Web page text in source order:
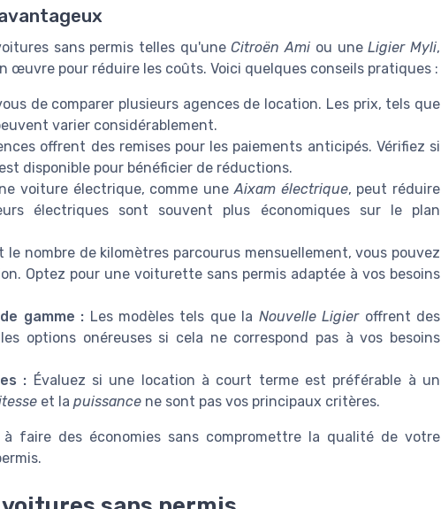
sans permis telles qu'uneCitroën Ami ou uneLigier Myli,
œuvre pour réduire les coûts. Voici quelques conseils pratiques :
de comparer plusieurs agences de location. Les prix, tels que
varier considérablement.
offrent des remises pour les paiements anticipés. Vérifiez si
disponible pour bénéficier de réductions.
voiture électrique, comme uneAixam électrique, peut réduire
électriques sont souvent plus économiques sur le plan
le nombre de kilomètres parcourus mensuellement, vous pouvez
Optez pour une voiturette sans permis adaptée à vos besoins
gamme : Les modèles tels que la Nouvelle Ligieroffrent des
options onéreuses si cela ne correspond pas à vos besoins
: Évaluez si une location à court terme est préférable à un
et la puissance ne sont pas vos principaux critères.
faire des économies sans compromettre la qualité de votre